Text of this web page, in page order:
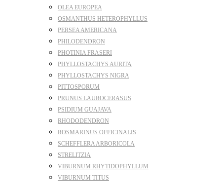
OLEA EUROPEA
OSMANTHUS HETEROPHYLLUS
PERSEA AMERICANA
PHILODENDRON
PHOTINIA FRASERI
PHYLLOSTACHYS AURITA
PHYLLOSTACHYS NIGRA
PITTOSPORUM
PRUNUS LAUROCERASUS
PSIDIUM GUAJAVA
RHODODENDRON
ROSMARINUS OFFICINALIS
SCHEFFLERA ARBORICOLA
STRELITZIA
VIBURNUM RHYTIDOPHYLLUM
VIBURNUM TITUS